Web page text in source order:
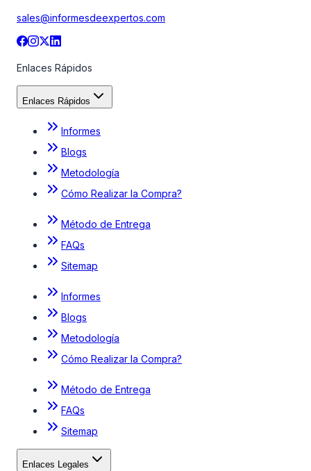
sales@informesdeexpertos.com
Enlaces Rápidos
Enlaces Rápidos
Informes
Blogs
Metodología
Cómo Realizar la Compra?
Método de Entrega
FAQs
Sitemap
Informes
Blogs
Metodología
Cómo Realizar la Compra?
Método de Entrega
FAQs
Sitemap
Enlaces Legales